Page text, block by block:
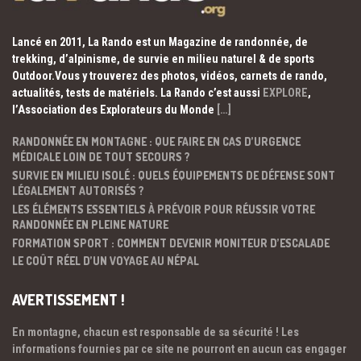
Lancé en 2011, La Rando est un Magazine de randonnée, de
trekking, d’alpinisme, de survie en milieu naturel & de sports
Outdoor.Vous y trouverez des photos, vidéos, carnets de rando,
actualités, tests de matériels. La Rando c’est aussi EXPLORE,
l’Association des Explorateurs du Monde […]
RANDONNÉE EN MONTAGNE : QUE FAIRE EN CAS D’URGENCE
MÉDICALE LOIN DE TOUT SECOURS ?
SURVIE EN MILIEU ISOLÉ : QUELS ÉQUIPEMENTS DE DÉFENSE SONT
LÉGALEMENT AUTORISÉS ?
LES ÉLÉMENTS ESSENTIELS À PRÉVOIR POUR RÉUSSIR VOTRE
RANDONNÉE EN PLEINE NATURE
FORMATION SPORT : COMMENT DEVENIR MONITEUR D’ESCALADE
LE COÛT RÉEL D’UN VOYAGE AU NÉPAL
AVERTISSEMENT !
En montagne, chacun est responsable de sa sécurité ! Les
informations fournies par ce site ne pourront en aucun cas engager